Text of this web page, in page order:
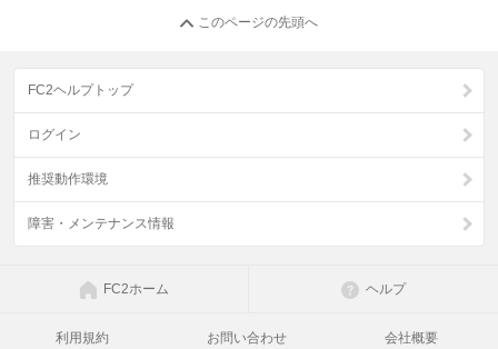
このページの先頭へ
FC2ヘルプトップ
ログイン
推奨動作環境
障害・メンテナンス情報
FC2ホーム ヘルプ
利用規約 お問い合わせ 会社概要